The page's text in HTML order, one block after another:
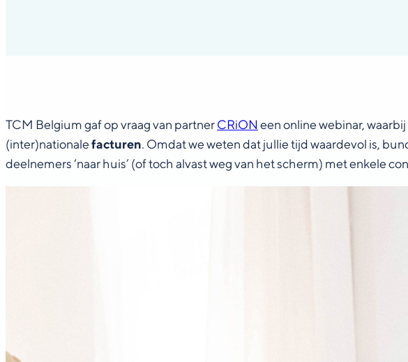
TCM Belgium gaf op vraag van partnerCRiONeen online webinar,
(inter)nationalefacturen. Omdat we weten dat jullie tijd waardevol is,
deelnemers ‘naar huis’ (of toch alvast weg van het scherm) met enkele